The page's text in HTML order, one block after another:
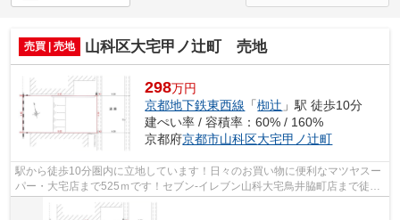
売買 | 売地 山科区大宅甲ノ辻町 売地
298万円
京都地下鉄東西線 「椥辻 」駅 徒歩10分
建ぺい率 / 容積率：60% / 160%
京都府京都市山科区大宅甲ノ辻町
駅から徒歩10分圏内に立地しています！日々のお買い物に便利なマツヤスー
パー・大宅店まで525ｍです！セブン-イレブン山科大宅鳥井脇町店まで徒歩
3分と近場にコンビニがあるのもポイン...